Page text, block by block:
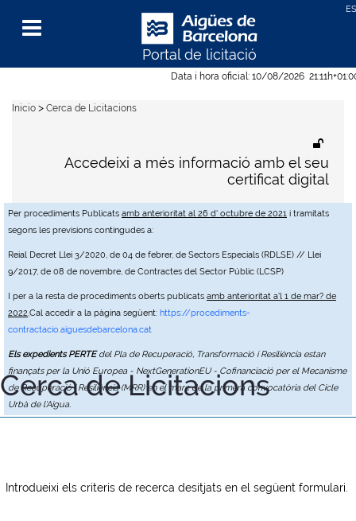
Data i hora oficial: 10/08/2026 21:11h
Per procediments Publicats amb anterioritat al 26 d' octubre de 2021 i tramitats
segons les previsions contingudes a:
Reial Decret Llei 3/2020, de 04 de febrer, de Sectors Especials (RDLSE) // Llei
9/2017, de 08 de novembre, de Contractes del Sector Públic (LCSP)
I per a la resta de procediments oberts publicats amb anterioritat a'l 1 de mar? de
2022,Cal accedir a la pàgina següent: https://procediments-
contractacio.aiguesdebarcelona.cat
Els expedients PERTEdel Pla de Recuperació, Transformació i Resiliència estan
finançats per la Unió Europea - NextGenerationEU - Cofinanciació per el Mecanisme
de Recuperació i Resiliència (MRR) en el marc de la primera convocatòria del Cicle
Urbà de l'Aigua.
Portal de licitació
Menu
Accedeixi a més informació amb el seu
certificat digital
Inicio > Cerca de Licitacions
Cerca de Licitacions
Introdueixi els criteris de recerca desitjats en el següent formulari.